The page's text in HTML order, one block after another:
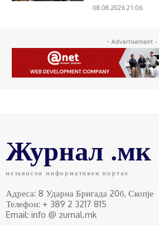
08.08.2026 21:06
- Advertisement -
Журнал .мк
независен информативен портал
Адреса: 8 Ударна Бригада 20б, Скопје
Телефон: + 389 2 3217 815
Email: info @ zurnal.mk